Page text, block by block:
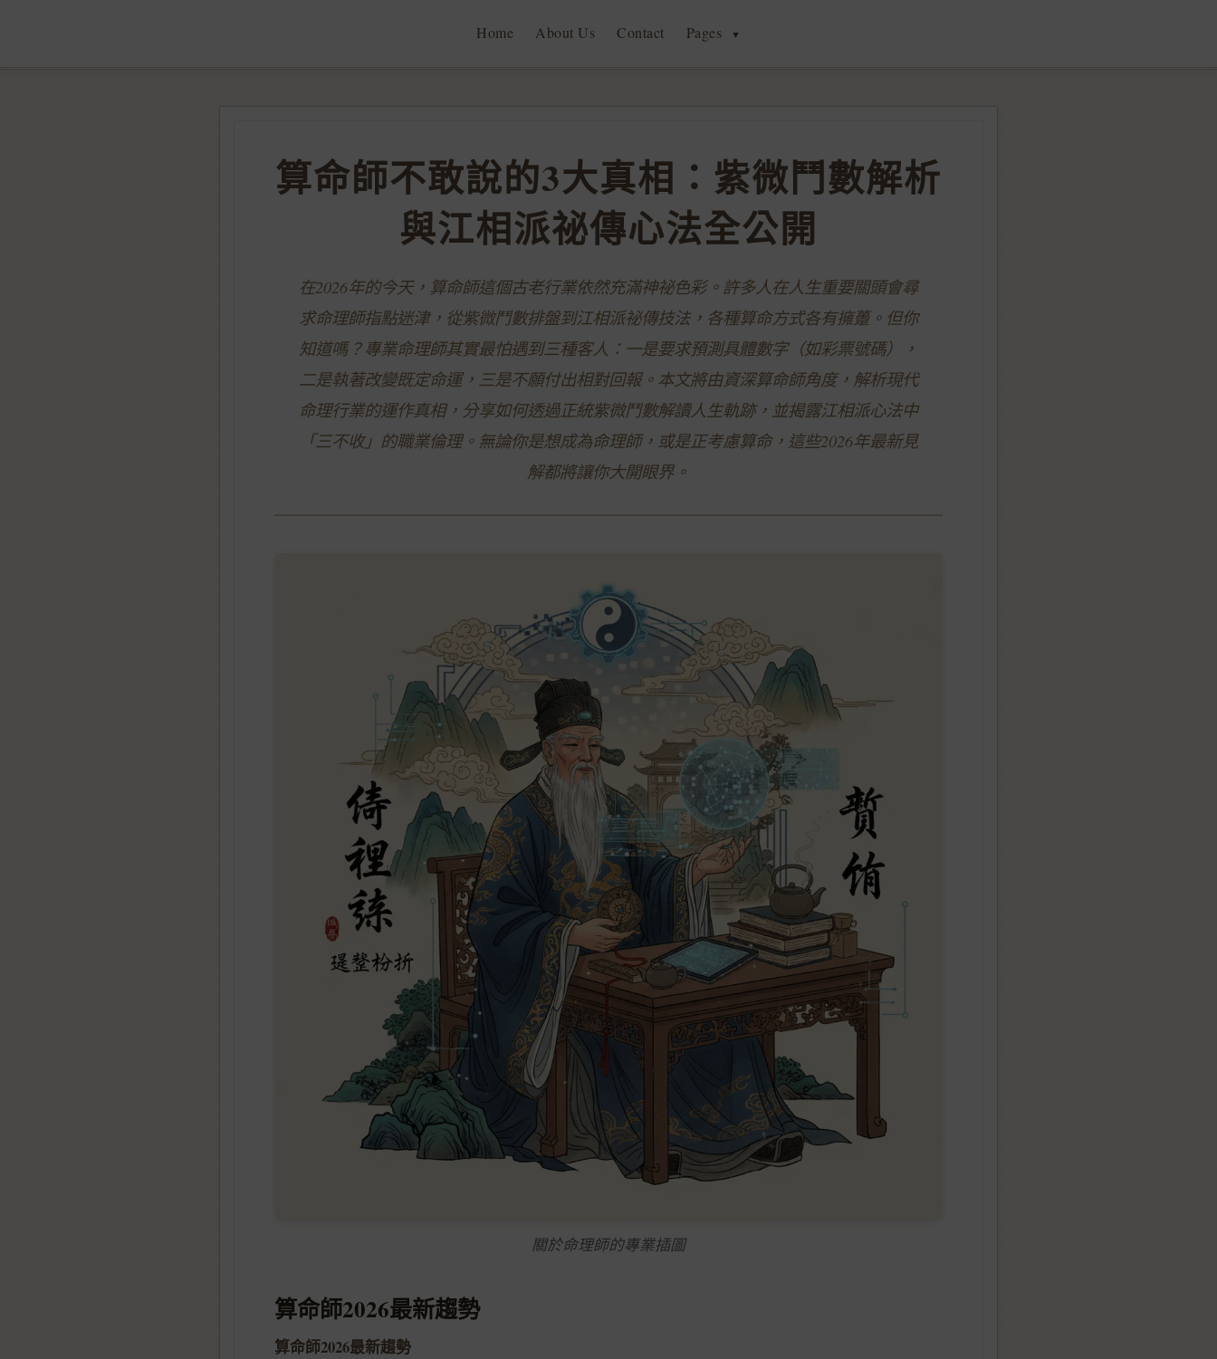
Home About Us Contact Pages ▼
算命師不敢說的3大真相：紫微鬥數解析
與江相派祕傳心法全公開
在2026年的今天，算命師這個古老行業依然充滿神祕色彩。許多人在人生重要關頭會尋
求命理師指點迷津，從紫微鬥數排盤到江相派祕傳技法，各種算命方式各有擁躉。但你
知道嗎？專業命理師其實最怕遇到三種客人：一是要求預測具體數字（如彩票號碼），
二是執著改變既定命運，三是不願付出相對回報。本文將由資深算命師角度，解析現代
命理行業的運作真相，分享如何透過正統紫微鬥數解讀人生軌跡，並揭露江相派心法中
「三不收」的職業倫理。無論你是想成為命理師，或是正考慮算命，這些2026年最新見
解都將讓你大開眼界。
關於命理師的專業插圖
算命師2026最新趨勢
算命師2026最新趨勢